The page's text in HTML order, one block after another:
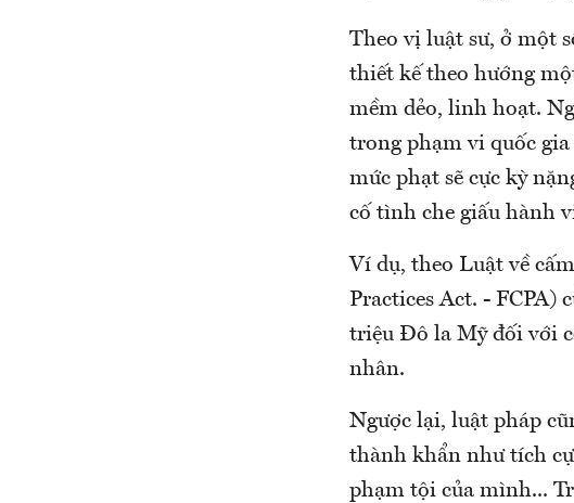
Theo vị luật sư, ở một
thiết kế theo hướng
mềm dẻo, linh hoạt.
trong phạm vi quốc gia
mức phạt sẽ cực kỳ
cố tình che giấu hành
Ví dụ, theo Luật về
Practices Act. - FCPA)
triệu Đô la Mỹ đối với
nhân.
Ngược lại, luật pháp
thành khẩn như tích
phạm tội của mình...